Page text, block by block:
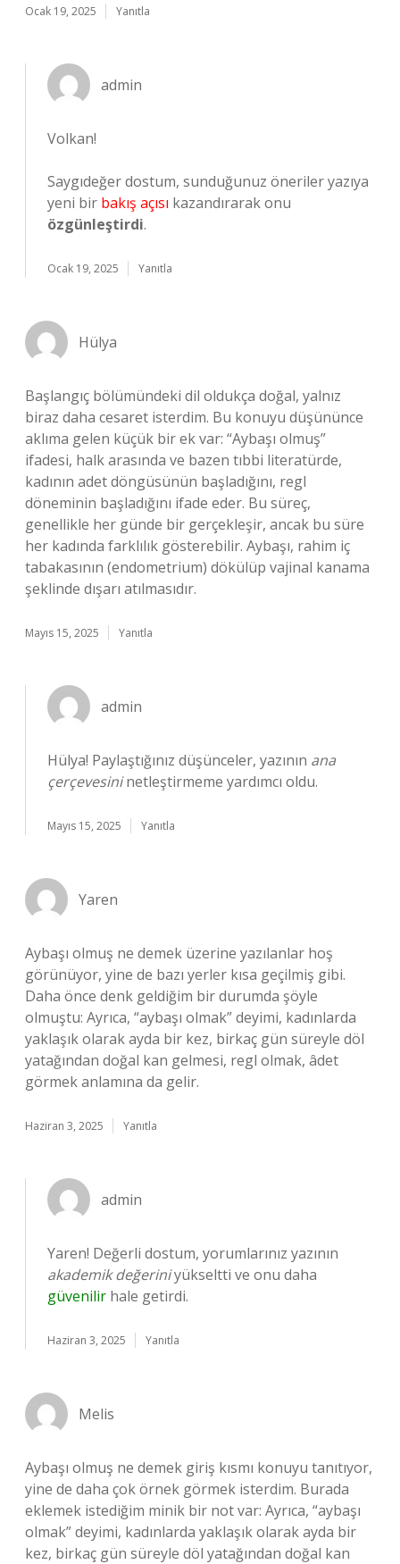
Ocak 19, 2025 Yanıtla
admin
Volkan!
Saygıdeğer dostum, sunduğunuz öneriler yazıya
yeni bir bakış açısı kazandırarak onu
özgünleştirdi.
Ocak 19, 2025 Yanıtla
Hülya
Başlangıç bölümündeki dil oldukça doğal, yalnız
biraz daha cesaret isterdim. Bu konuyu düşününce
aklıma gelen küçük bir ek var: “Aybaşı olmuş”
ifadesi, halk arasında ve bazen tıbbi literatürde,
kadının adet döngüsünün başladığını, regl
döneminin başladığını ifade eder. Bu süreç,
genellikle her günde bir gerçekleşir, ancak bu süre
her kadında farklılık gösterebilir. Aybaşı, rahim iç
tabakasının (endometrium) dökülüp vajinal kanama
şeklinde dışarı atılmasıdır.
Mayıs 15, 2025 Yanıtla
admin
Hülya! Paylaştığınız düşünceler, yazının ana
çerçevesininetleştirmeme yardımcı oldu.
Mayıs 15, 2025 Yanıtla
Yaren
Aybaşı olmuş ne demek üzerine yazılanlar hoş
görünüyor, yine de bazı yerler kısa geçilmiş gibi.
Daha önce denk geldiğim bir durumda şöyle
olmuştu: Ayrıca, “aybaşı olmak” deyimi, kadınlarda
yaklaşık olarak ayda bir kez, birkaç gün süreyle döl
yatağından doğal kan gelmesi, regl olmak, âdet
görmek anlamına da gelir.
Haziran 3, 2025 Yanıtla
admin
Yaren! Değerli dostum, yorumlarınız yazının
akademik değeriniyükseltti ve onu daha
güvenilir hale getirdi.
Haziran 3, 2025 Yanıtla
Melis
Aybaşı olmuş ne demek giriş kısmı konuyu tanıtıyor,
yine de daha çok örnek görmek isterdim. Burada
eklemek istediğim minik bir not var: Ayrıca, “aybaşı
olmak” deyimi, kadınlarda yaklaşık olarak ayda bir
kez, birkaç gün süreyle döl yatağından doğal kan